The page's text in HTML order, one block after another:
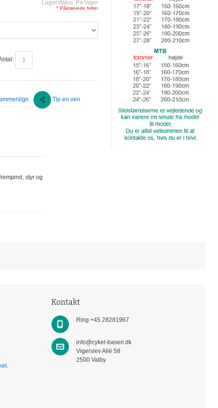
Lagerstatus: På lager
* Påkrævede felter
Tip en ven
styr og
Kontakt
Ring +45 28281967
info@cykel-basen.dk
Vigerslev Allé 58
2500 Valby